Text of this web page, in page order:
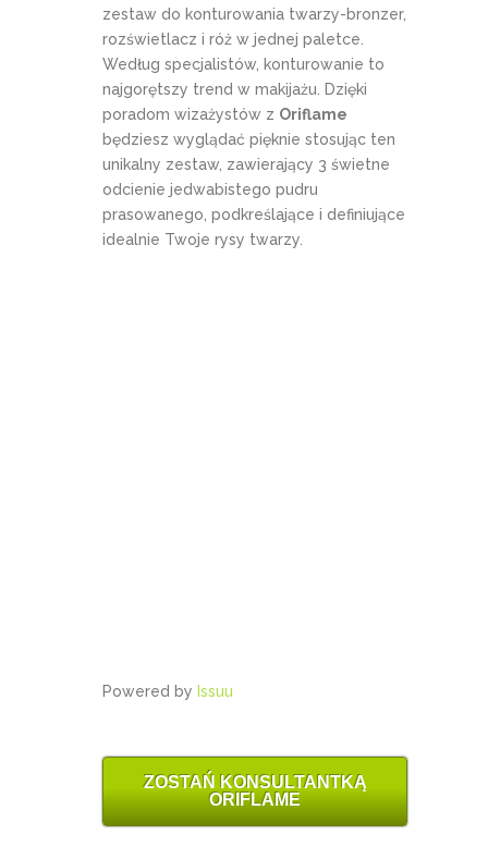
zestaw do konturowania twarzy-bronzer,
rozświetlacz i róż w jednej paletce.
Według specjalistów, konturowanie to
najgorętszy trend w makijażu. Dzięki
poradom wizażystów z Oriflame
będziesz wyglądać pięknie stosując ten
unikalny zestaw, zawierający 3 świetne
odcienie jedwabistego pudru
prasowanego, podkreślające i definiujące
idealnie Twoje rysy twarzy.
Powered by Issuu
ZOSTAŃ KONSULTANTKĄ
ORIFLAME